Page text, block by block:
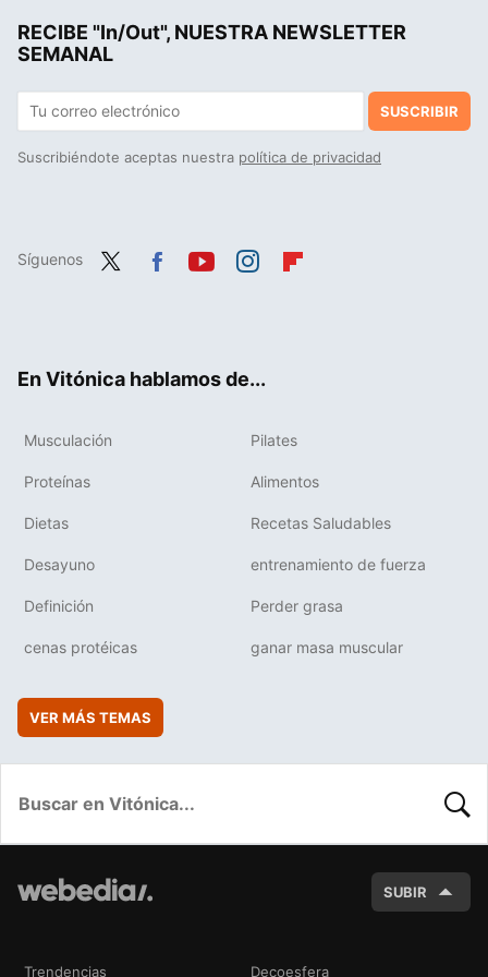
RECIBE "In/Out", NUESTRA NEWSLETTER
SEMANAL
SUSCRIBIR
Suscribiéndote aceptas nuestra política de privacidad
Síguenos
En Vitónica hablamos de...
Musculación Pilates
Proteínas Alimentos
Dietas Recetas Saludables
Desayuno entrenamiento de fuerza
Definición Perder grasa
cenas protéicas ganar masa muscular
VER MÁS TEMAS
SUBIR
Trendencias Decoesfera